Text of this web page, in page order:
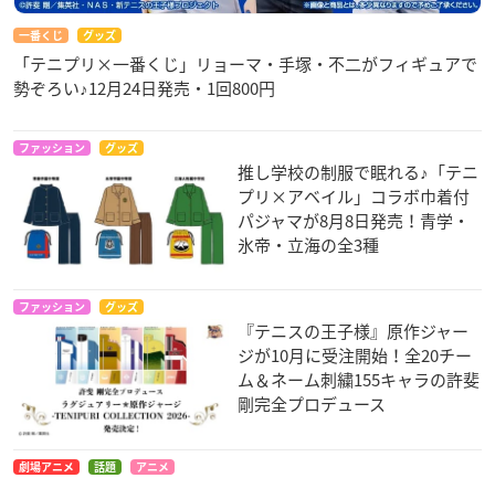
一番くじ グッズ
「テニプリ×一番くじ」リョーマ・手塚・不二がフィギュアで
勢ぞろい♪12月24日発売・1回800円
ファッション グッズ
推し学校の制服で眠れる♪「テニ
プリ×アベイル」コラボ巾着付
パジャマが8月8日発売！青学・
氷帝・立海の全3種
ファッション グッズ
『テニスの王子様』原作ジャー
ジが10月に受注開始！全20チー
ム＆ネーム刺繍155キャラの許斐
剛完全プロデュース
劇場アニメ 話題 アニメ